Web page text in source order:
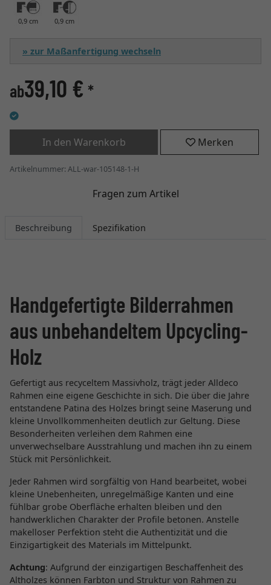
0,9 cm 0,9 cm
» zur Maßanfertigung wechseln
ab39,10 € *
In den Warenkorb Merken
Artikelnummer: ALL-war-105148-1-H
Fragen zum Artikel
Beschreibung Spezifikation
Handgefertigte Bilderrahmen
aus unbehandeltem Upcycling-
Holz
Gefertigt aus recyceltem Massivholz, trägt jeder Alldeco
Rahmen eine eigene Geschichte in sich. Die über die Jahre
entstandene Patina des Holzes bringt seine Maserung und
kleine Unvollkommenheiten deutlich zur Geltung. Diese
Besonderheiten verleihen dem Rahmen eine
unverwechselbare Ausstrahlung und machen ihn zu einem
Stück mit Persönlichkeit.
Jeder Rahmen wird sorgfältig von Hand bearbeitet, wobei
kleine Unebenheiten, unregelmäßige Kanten und eine
fühlbar grobe Oberfläche erhalten bleiben und den
handwerklichen Charakter der Profile betonen. Anstelle
makelloser Perfektion steht die Authentizität und die
Einzigartigkeit des Materials im Mittelpunkt.
Achtung: Aufgrund der einzigartigen Beschaffenheit des
Altholzes können Farbton und Struktur von Rahmen zu